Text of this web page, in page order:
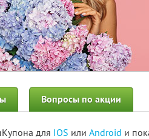
Вопросы по акции
для IOS или Android и